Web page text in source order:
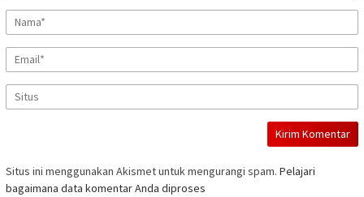
Situs ini menggunakan Akismet untuk mengurangi spam. Pelajari
bagaimana data komentar Anda diproses